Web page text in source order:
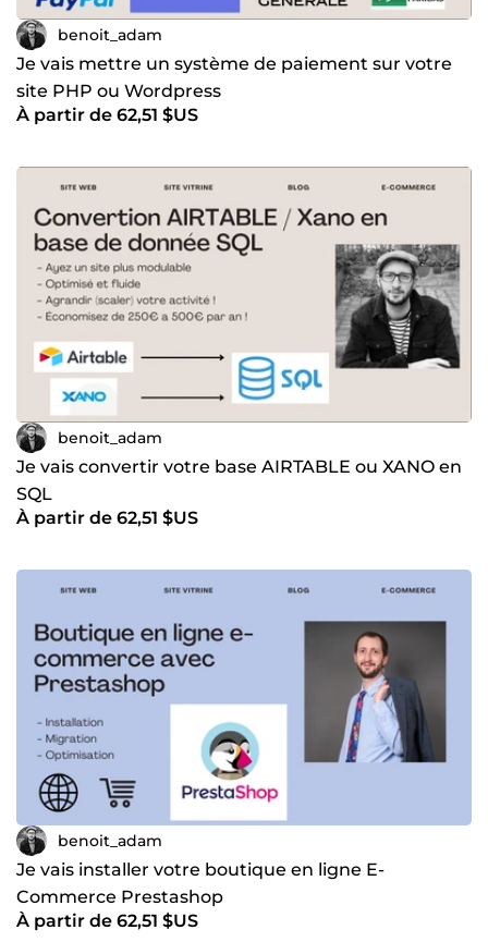
benoit_adam
Je vais mettre un système de paiement sur votre
site PHP ou Wordpress
À partir de 62,51 $US
benoit_adam
Je vais convertir votre base AIRTABLE ou XANO en
SQL
À partir de 62,51 $US
benoit_adam
Je vais installer votre boutique en ligne E-
Commerce Prestashop
À partir de 62,51 $US